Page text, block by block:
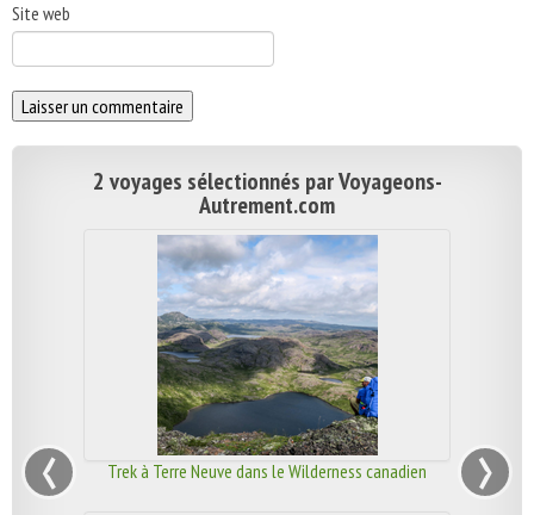
Site web
2 voyages sélectionnés par Voyageons-
Autrement.com
Trek à Terre Neuve dans le Wilderness canadien
‹ ›